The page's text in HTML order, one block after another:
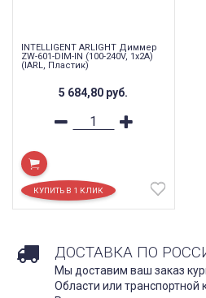
INTELLIGENT ARLIGHT Диммер
ZW-601-DIM-IN (100-240V, 1x2A)
(IARL, Пластик)
5 684,80 руб.
ДОСТАВКА ПО
Мы доставим ваш заказ
Области или транспортной